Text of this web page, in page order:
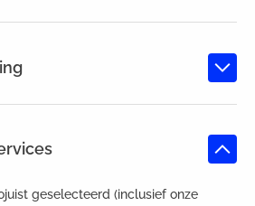
geselecteerd (inclusief onze